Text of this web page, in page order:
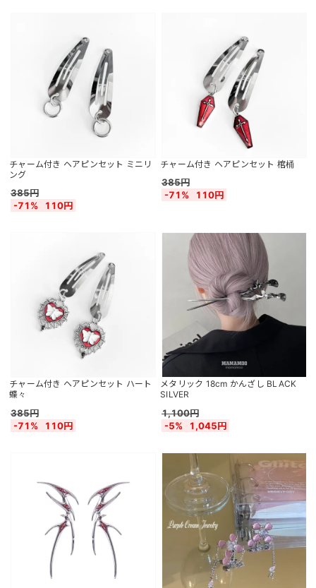
チャーム付き ヘアピンセット ミニリ
ング
385円
-71%
110円
チャーム付き ヘアピンセット 棺桶
385円
-71%
110円
チャーム付き ヘアピンセット ハート
蝶々
385円
-71%
110円
メタリック 18cm かんざし BLACK
SILVER
1,100円
-5%
1,045円